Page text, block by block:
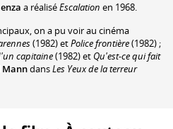
a réaliséEscalation en 1968.
on a pu voir au cinéma
(1982) etPolice frontière(1982) ;
capitaine(1982) et Qu'est-ce qui fait
ManndansLes Yeux de la terreur